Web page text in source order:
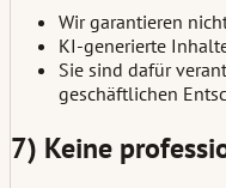
Wir garantieren
KI-generierte
Sie sind dafür
geschäftlichen
7) Keine